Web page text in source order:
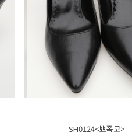
SH0124<뾰족코>